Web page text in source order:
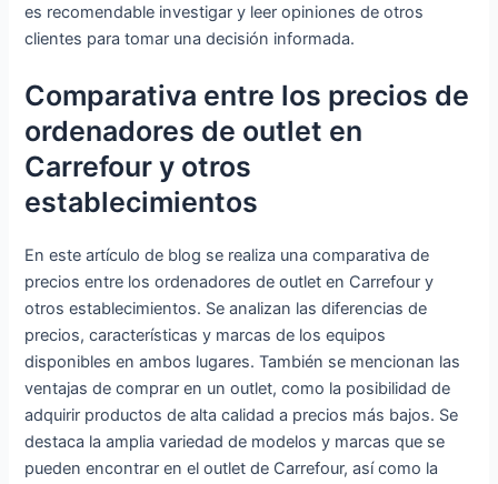
es recomendable investigar y leer opiniones de otros
clientes para tomar una decisión informada.
Comparativa entre los precios de
ordenadores de outlet en
Carrefour y otros
establecimientos
En este artículo de blog se realiza una comparativa de
precios entre los ordenadores de outlet en Carrefour y
otros establecimientos. Se analizan las diferencias de
precios, características y marcas de los equipos
disponibles en ambos lugares. También se mencionan las
ventajas de comprar en un outlet, como la posibilidad de
adquirir productos de alta calidad a precios más bajos. Se
destaca la amplia variedad de modelos y marcas que se
pueden encontrar en el outlet de Carrefour, así como la